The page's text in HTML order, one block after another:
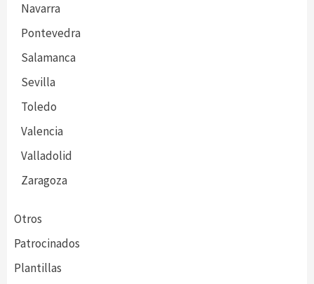
Navarra
Pontevedra
Salamanca
Sevilla
Toledo
Valencia
Valladolid
Zaragoza
Otros
Patrocinados
Plantillas